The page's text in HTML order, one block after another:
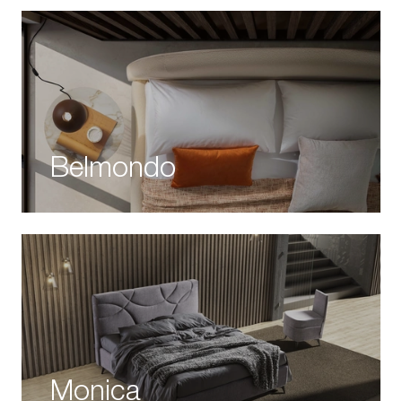
Belmondo
Monica